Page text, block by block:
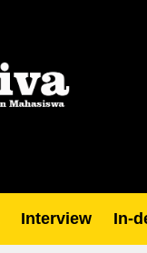
Interview In-